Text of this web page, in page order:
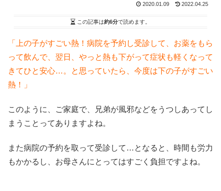
2020.01.09 2022.04.25
この記事は約6分で読めます。
「上の子がすごい熱！病院を予約し受診して、お薬をもら
って飲んで、翌日、やっと熱も下がって症状も軽くなって
きてひと安心…。と思っていたら、今度は下の子がすごい
熱！」
このように、ご家庭で、兄弟が風邪などをうつしあってし
まうことってありますよね。
また病院の予約を取って受診して…となると、時間も労力
もかかるし、お母さんにとってはすごく負担ですよね。